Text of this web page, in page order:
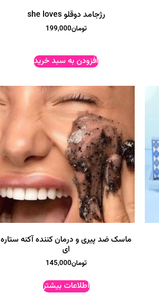
رژجامد دوقلو she loves
تومان199,000
افزودن به سبد خرید
ماسک ضد پیری و درمان کننده آکنه ستاره
ای
تومان145,000
اطلاعات بیشتر